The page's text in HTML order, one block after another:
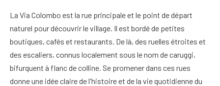
La Via Colombo est la rue principale et le point de départ
naturel pour découvrir le village. Il est bordé de petites
boutiques, cafés et restaurants. De là, des ruelles étroites et
des escaliers, connus localement sous le nom de caruggi,
bifurquent à flanc de colline. Se promener dans ces rues
donne une idée claire de l'histoire et de la vie quotidienne du